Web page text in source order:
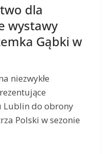
dla
wystawy
Gąbki w
niezwykłe
do obrony
Polski w sezonie